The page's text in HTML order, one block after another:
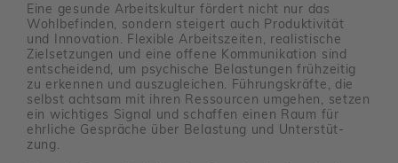
Eine gesunde Arbeits­kultur fördert nicht nur das
Wohl­be­finden, sondern stei­gert auch Produk­ti­vität
und Inno­va­tion. Flexible Arbeits­zeiten, realis­ti­sche
Ziel­set­zungen und eine offene Kommu­ni­ka­tion sind
entschei­dend, um psychi­sche Belas­tungen früh­zeitig
zu erkennen und auszu­glei­chen. Führungs­kräfte, die
selbst achtsam mit ihren Ressourcen umgehen, setzen
ein wich­tiges Signal und schaffen einen Raum für
ehrliche Gespräche über Belas­tung und Unter­stüt­
zung.